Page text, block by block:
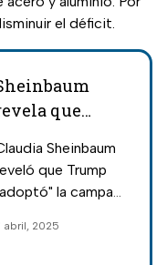
el déficit.
que
campaña
de
la copió de
Sheinbaum
que Trump
la campaña
luego de
abril, 2025